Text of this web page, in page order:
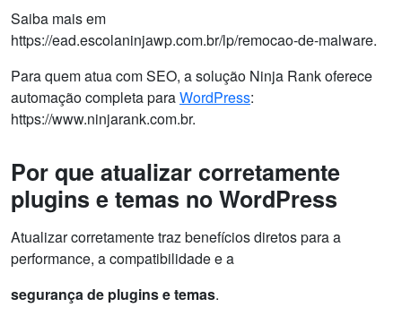
Saiba mais em
https://ead.escolaninjawp.com.br/lp/remocao-de-malware.
Para quem atua com SEO, a solução Ninja Rank oferece
automação completa paraWordPress:
https://www.ninjarank.com.br.
Por que atualizar corretamente
plugins e temas no WordPress
Atualizar corretamente traz benefícios diretos para a
performance, a compatibilidade e a
segurança de plugins e temas.